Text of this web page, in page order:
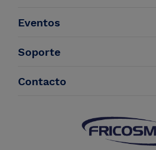
Eventos
Soporte
Contacto